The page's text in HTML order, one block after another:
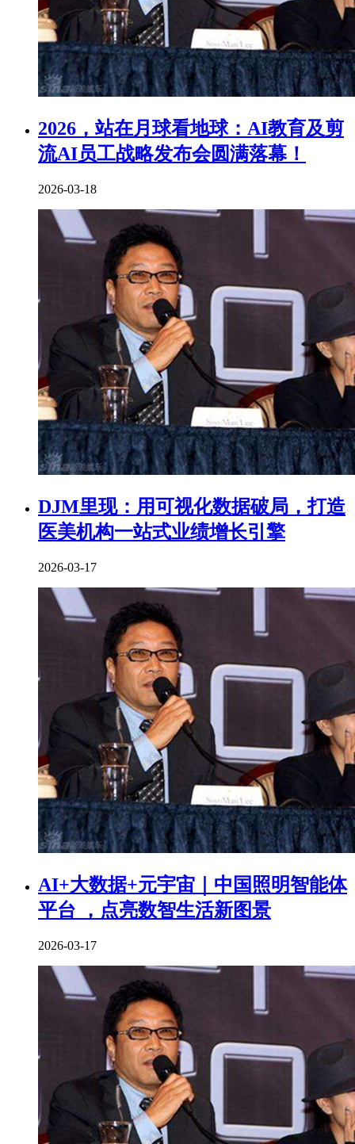
2026，站在月球看地球：AI教育及剪
流AI员工战略发布会圆满落幕！
2026-03-18
DJM里现：用可视化数据破局，打造
医美机构一站式业绩增长引擎
2026-03-17
AI+大数据+元宇宙｜中国照明智能体
平台 ，点亮数智生活新图景
2026-03-17